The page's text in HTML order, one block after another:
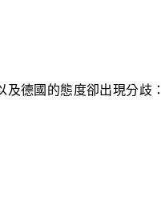
德國的態度卻出現分歧：